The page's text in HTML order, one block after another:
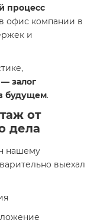
процесс
офис компании в
и
залог
будущем.
от
дела
нашему
выехал